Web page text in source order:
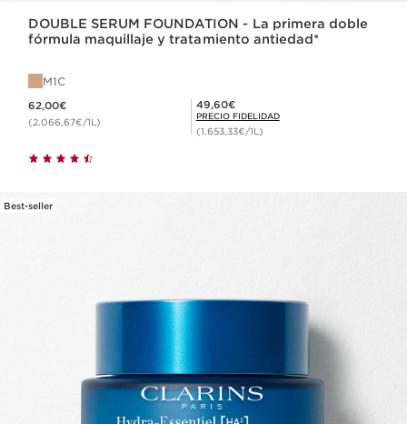
DOUBLE SERUM FOUNDATION - La primera doble
fórmula maquillaje y tratamiento antiedad*
M1C
62,00€
(2.066,67€/1L)
Precio Fidelidad 49,60€
49,60€
PRECIO FIDELIDAD
(1.653,33€/1L)
Best-seller